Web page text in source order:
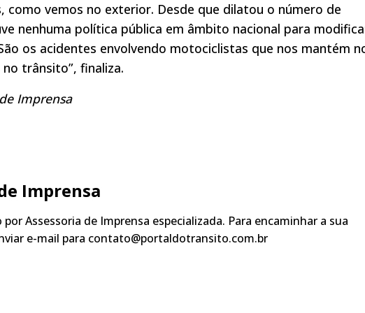
como vemos no exterior. Desde que dilatou o número de
nenhuma política pública em âmbito nacional para
os acidentes envolvendo motociclistas que nos mantém
trânsito”, finaliza.
Imprensa
Imprensa
Assessoria de Imprensa especializada. Para encaminhar a sua
e-mail para contato@portaldotransito.com.br